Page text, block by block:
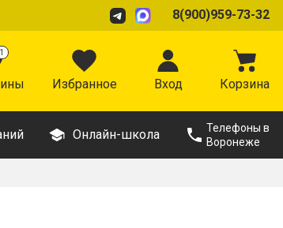
8(900)959-73-32
1
Избранное Вход Корзина
Онлайн-школа
Телефоны в
Воронеже